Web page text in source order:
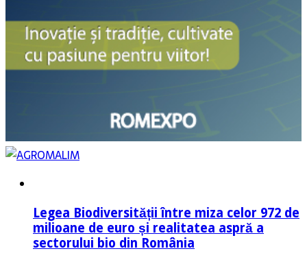
Legea Biodiversității între miza celor 972 de
milioane de euro și realitatea aspră a
sectorului bio din România